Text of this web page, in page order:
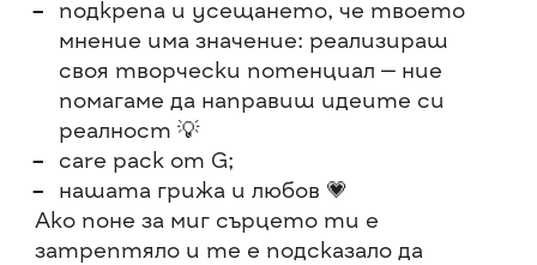
подкрепа и усещането, че твоето
мнение има значение: реализираш
своя творчески потенциал — ние
помагаме да направиш идеите си
реалност 💡
care pack от G;
нашата грижа и любов 💗
Ако поне за миг сърцето ти е
затрептяло и те е подсказало да